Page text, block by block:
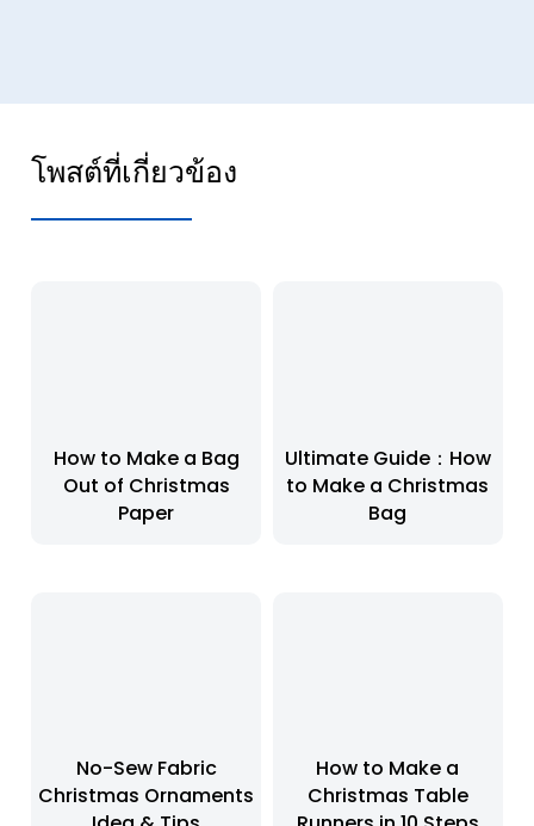
โพสต์ที่เกี่ยวข้อง
How to Make a Bag
Out of Christmas
Paper
Ultimate Guide：How
to Make a Christmas
Bag
No-Sew Fabric
Christmas Ornaments
How to Make a
Christmas Table